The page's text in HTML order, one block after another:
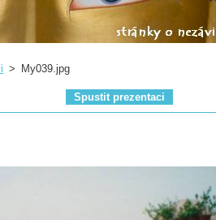
> My039.jpg
Spustit prezentaci